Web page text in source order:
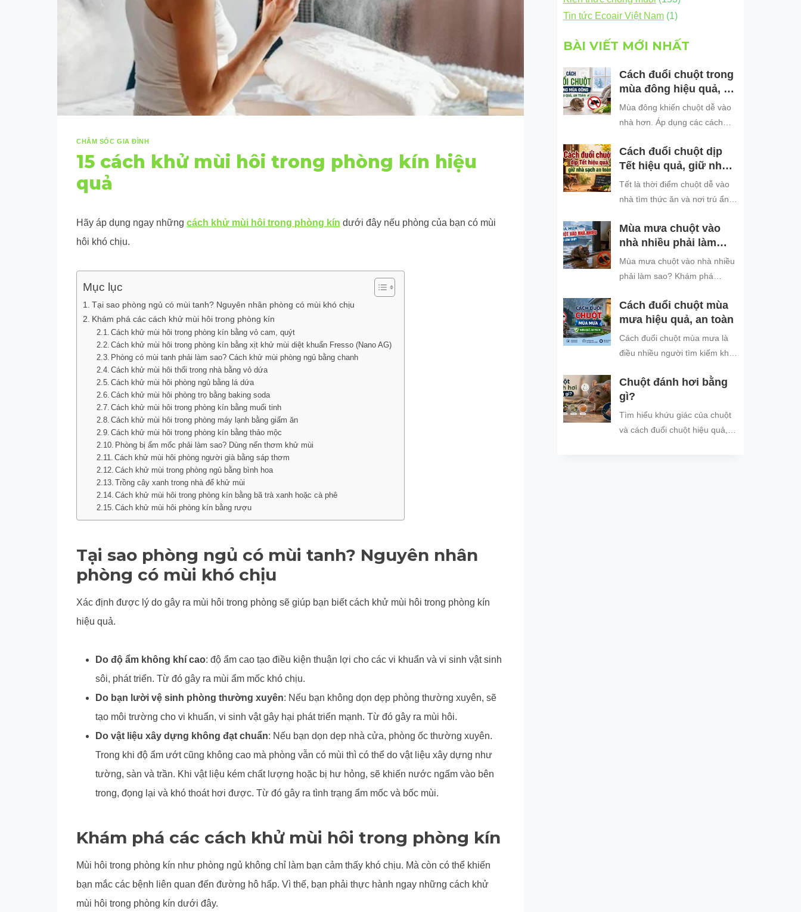
CHĂM SÓC GIA ĐÌNH
15 cách khử mùi hôi trong phòng kín hiệu
quả
Hãy áp dụng ngay những cách khử mùi hôi trong phòng kín dưới đây nếu phòng của bạn có mùi
hôi khó chịu.
Mục lục
Tại sao phòng ngủ có mùi tanh? Nguyên nhân phòng có mùi khó chịu
Khám phá các cách khử mùi hôi trong phòng kín
Cách khử mùi hôi trong phòng kín bằng vỏ cam, quýt
Cách khử mùi hôi trong phòng kín bằng xịt khử mùi diệt khuẩn Fresso (Nano AG)
Phòng có mùi tanh phải làm sao? Cách khử mùi phòng ngủ bằng chanh
Cách khử mùi hôi thối trong nhà bằng vỏ dứa
Cách khử mùi hôi phòng ngủ bằng lá dứa
Cách khử mùi hôi phòng trọ bằng baking soda
Cách khử mùi hôi trong phòng kín bằng muối tinh
Cách khử mùi hôi trong phòng máy lạnh bằng giấm ăn
Cách khử mùi hôi trong phòng kín bằng thảo mộc
Phòng bị ẩm mốc phải làm sao? Dùng nến thơm khử mùi
Cách khử mùi hôi phòng người già bằng sáp thơm
Cách khử mùi trong phòng ngủ bằng bình hoa
Trồng cây xanh trong nhà để khử mùi
Cách khử mùi hôi trong phòng kín bằng bã trà xanh hoặc cà phê
Cách khử mùi hôi phòng kín bằng rượu
Tại sao phòng ngủ có mùi tanh? Nguyên nhân
phòng có mùi khó chịu
Xác định được lý do gây ra mùi hôi trong phòng sẽ giúp bạn biết cách khử mùi hôi trong phòng kín
hiệu quả.
Do độ ẩm không khí cao: độ ẩm cao tạo điều kiện thuận lợi cho các vi khuẩn và vi sinh vật sinh
sôi, phát triển. Từ đó gây ra mùi ẩm mốc khó chịu.
Do bạn lười vệ sinh phòng thường xuyên: Nếu bạn không dọn dẹp phòng thường xuyên, sẽ
tạo môi trường cho vi khuẩn, vi sinh vật gây hại phát triển mạnh. Từ đó gây ra mùi hôi.
Do vật liệu xây dựng không đạt chuẩn: Nếu bạn dọn dẹp nhà cửa, phòng ốc thường xuyên.
Trong khi độ ẩm ướt cũng không cao mà phòng vẫn có mùi thì có thể do vật liệu xây dựng như
tường, sàn và trần. Khi vật liệu kém chất lượng hoặc bị hư hỏng, sẽ khiến nước ngấm vào bên
trong, đọng lại và khó thoát hơi được. Từ đó gây ra tình trạng ẩm mốc và bốc mùi.
Khám phá các cách khử mùi hôi trong phòng kín
Mùi hôi trong phòng kín như phòng ngủ không chỉ làm bạn cảm thấy khó chịu. Mà còn có thể khiến
bạn mắc các bệnh liên quan đến đường hô hấp. Vì thế, bạn phải thực hành ngay những cách khử
mùi hôi trong phòng kín dưới đây.
Tin tức Ecoair Việt Nam(1)
BÀI VIẾT MỚI NHẤT
Cách đuổi chuột trong
mùa đông hiệu quả, an
toàn
Mùa đông khiến chuột dễ vào
nhà hơn. Áp dụng các cách
để bảo vệ không gian sống
sạch sẽ.
Cách đuổi chuột dịp
Tết hiệu quả, giữ nhà
sạch an toàn
Tết là thời điểm chuột dễ vào
nhà tìm thức ăn và nơi trú ẩn.
chuột dịp Tết hiệu quả, an toàn
và dễ áp dụng để giữ không
gian sống sạch sẽ, bảo vệ gia
đình và đón năm mới an tâm.
Mùa mưa chuột vào
nhà nhiều phải làm
sao?
Mùa mưa chuột vào nhà nhiều
phải làm sao? Khám phá
ẩn khi trời mưa và các cách
đuổi chuột, ngăn chuột xâm
nhập hiệu quả, an toàn, giúp
bảo vệ không gian sống sạch
Cách đuổi chuột mùa
mưa hiệu quả, an toàn
Cách đuổi chuột mùa mưa là
điều nhiều người tìm kiếm khi
khiến tình trạng chuột vào nhà
trú...
Chuột đánh hơi bằng
gì?
Tìm hiểu khứu giác của chuột
và cách đuổi chuột hiệu quả,